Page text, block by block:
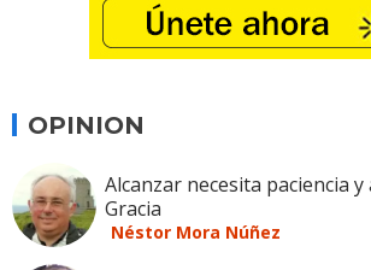
OPINION
Alcanzar necesita paciencia y
Gracia
Néstor Mora Núñez